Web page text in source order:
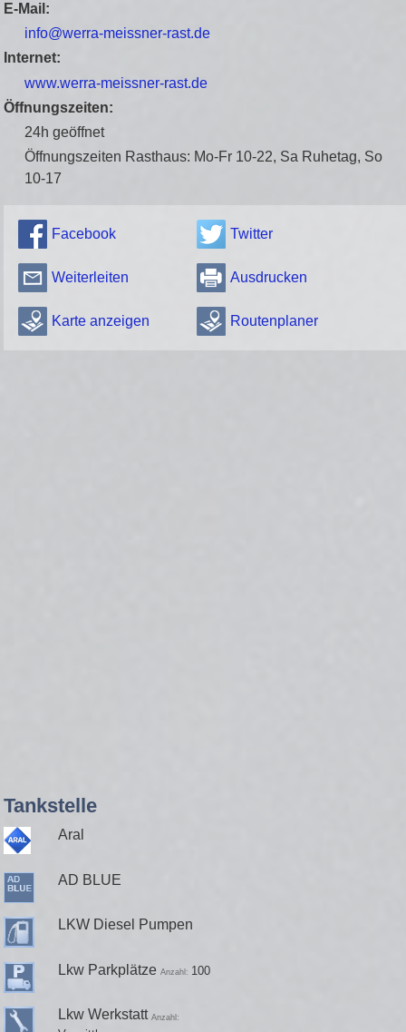
E-Mail:
info@werra-meissner-rast.de
Internet:
www.werra-meissner-rast.de
Öffnungszeiten:
24h geöffnet
Öffnungszeiten Rasthaus: Mo-Fr 10-22, Sa Ruhetag, So
10-17
Facebook Twitter
Weiterleiten Ausdrucken
Karte anzeigen Routenplaner
Tankstelle
Aral
AD BLUE
LKW Diesel Pumpen
Lkw ParkplätzeAnzahl: 100
Lkw Werkstatt Anzahl: